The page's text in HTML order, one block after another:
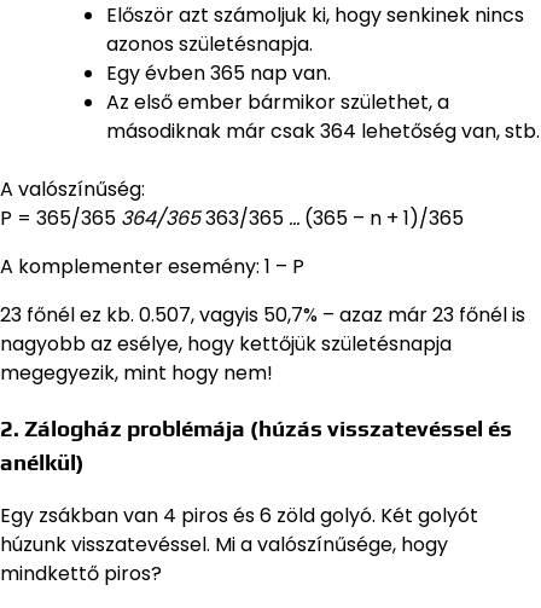
Először azt számoljuk ki, hogy senkinek nincs
azonos születésnapja.
Egy évben 365 nap van.
Az első ember bármikor születhet, a
másodiknak már csak 364 lehetőség van, stb.
A valószínűség:
P = 365/365 364/365363/365 … (365 – n + 1)/365
A komplementer esemény: 1 – P
23 főnél ez kb. 0.507, vagyis 50,7% – azaz már 23 főnél is
nagyobb az esélye, hogy kettőjük születésnapja
megegyezik, mint hogy nem!
2. Zálogház problémája (húzás visszatevéssel és
anélkül)
Egy zsákban van 4 piros és 6 zöld golyó. Két golyót
húzunk visszatevéssel. Mi a valószínűsége, hogy
mindkettő piros?